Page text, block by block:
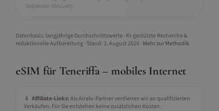
September (Ortszeit).
Datenbasis: langjährige Durchschnittswerte · KI-gestützte Recherche &
redaktionelle Aufbereitung· Stand: 3. August 2026· Mehr zur Methodik
eSIM für Teneriffa– mobiles Internet
📱 Affiliate-Links:Als Airalo-Partner verdienen wir an qualifizierten
Verkäufen. Für Sie entstehen keine zusätzlichen Kosten.